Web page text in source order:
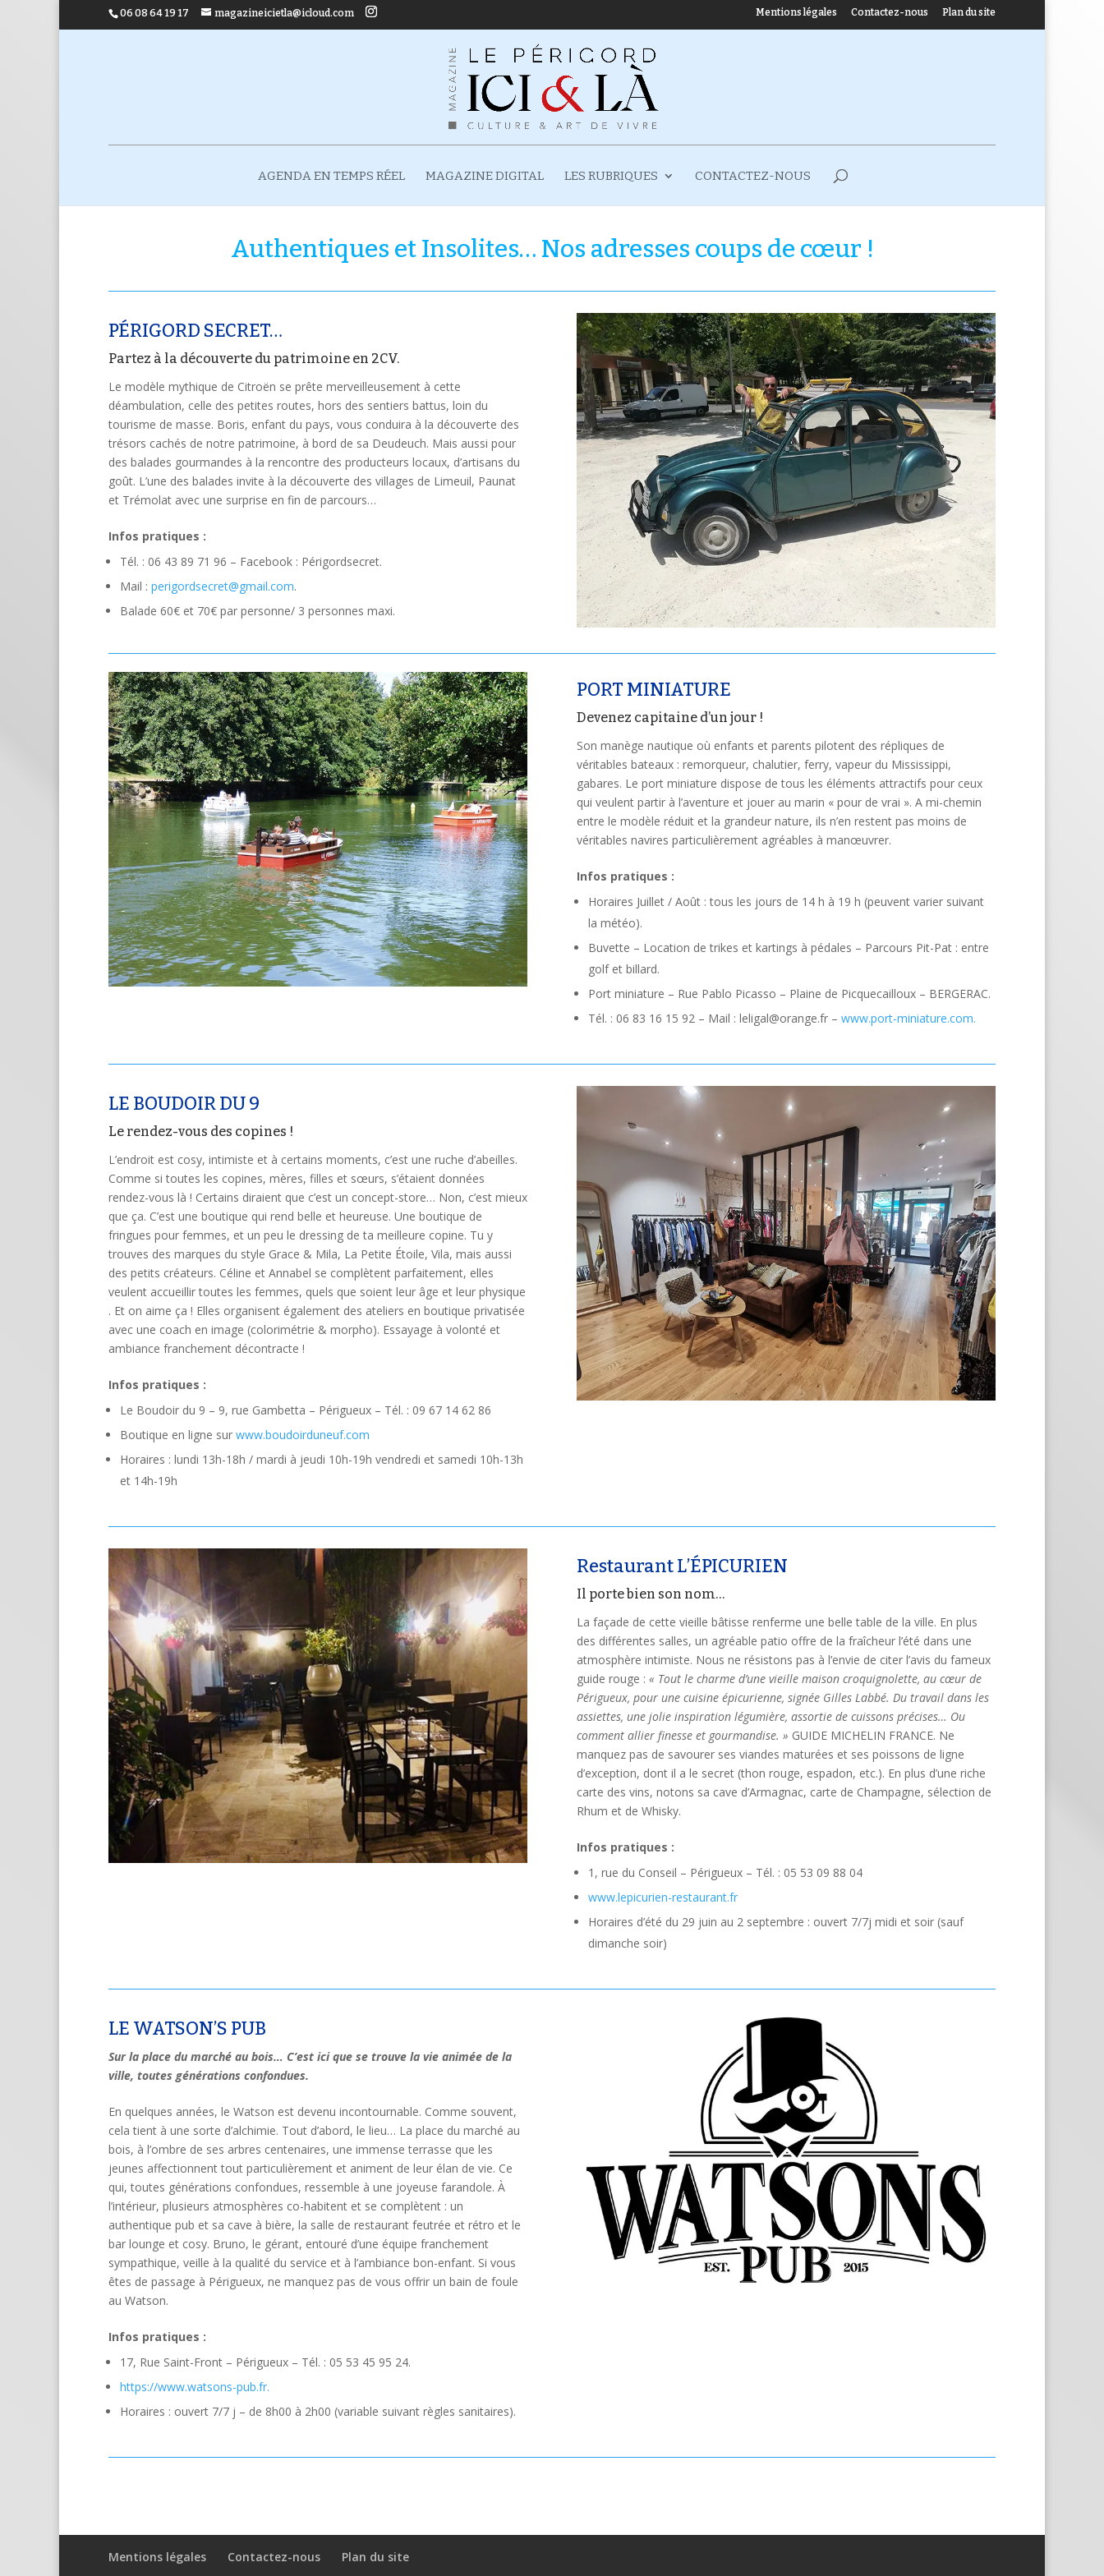
06 08 64 19 17 magazineicietla@icloud.com Mentions légales Contactez-nous Plan du site
AGENDA EN TEMPS RÉEL MAGAZINE DIGITAL LES RUBRIQUES CONTACTEZ-NOUS
Authentiques et Insolites… Nos adresses coups de cœur !
PÉRIGORD SECRET…
Partez à la découverte du patrimoine en 2CV.
Le modèle mythique de Citroën se prête merveilleusement à cette
déambulation, celle des petites routes, hors des sentiers battus, loin du
tourisme de masse. Boris, enfant du pays, vous conduira à la découverte des
trésors cachés de notre patrimoine, à bord de sa Deudeuch. Mais aussi pour
des balades gourmandes à la rencontre des producteurs locaux, d’artisans du
goût. L’une des balades invite à la découverte des villages de Limeuil, Paunat
et Trémolat avec une surprise en fin de parcours…
Infos pratiques :
Tél. : 06 43 89 71 96 – Facebook : Périgordsecret.
Mail : perigordsecret@gmail.com.
Balade 60€ et 70€ par personne/ 3 personnes maxi.
PORT MINIATURE
Devenez capitaine d’un jour !
Son manège nautique où enfants et parents pilotent des répliques de
véritables bateaux : remorqueur, chalutier, ferry, vapeur du Mississippi,
gabares. Le port miniature dispose de tous les éléments attractifs pour ceux
qui veulent partir à l’aventure et jouer au marin « pour de vrai ». A mi-chemin
entre le modèle réduit et la grandeur nature, ils n’en restent pas moins de
véritables navires particulièrement agréables à manœuvrer.
Infos pratiques :
Horaires Juillet / Août : tous les jours de 14 h à 19 h (peuvent varier suivant
la météo).
Buvette – Location de trikes et kartings à pédales – Parcours Pit-Pat : entre
golf et billard.
Port miniature – Rue Pablo Picasso – Plaine de Picquecailloux – BERGERAC.
Tél. : 06 83 16 15 92 – Mail : leligal@orange.fr – www.port-miniature.com.
LE BOUDOIR DU 9
Le rendez-vous des copines !
L’endroit est cosy, intimiste et à certains moments, c’est une ruche d’abeilles.
Comme si toutes les copines, mères, filles et sœurs, s’étaient données
rendez-vous là ! Certains diraient que c’est un concept-store… Non, c’est mieux
que ça. C’est une boutique qui rend belle et heureuse. Une boutique de
fringues pour femmes, et un peu le dressing de ta meilleure copine. Tu y
trouves des marques du style Grace & Mila, La Petite Étoile, Vila, mais aussi
des petits créateurs. Céline et Annabel se complètent parfaitement, elles
veulent accueillir toutes les femmes, quels que soient leur âge et leur physique
. Et on aime ça ! Elles organisent également des ateliers en boutique privatisée
avec une coach en image (colorimétrie & morpho). Essayage à volonté et
ambiance franchement décontracte !
Infos pratiques :
Le Boudoir du 9 – 9, rue Gambetta – Périgueux – Tél. : 09 67 14 62 86
Boutique en ligne sur www.boudoirduneuf.com
Horaires : lundi 13h-18h / mardi à jeudi 10h-19h vendredi et samedi 10h-13h
et 14h-19h
Restaurant L’ÉPICURIEN
Il porte bien son nom…
La façade de cette vieille bâtisse renferme une belle table de la ville. En plus
des différentes salles, un agréable patio offre de la fraîcheur l’été dans une
atmosphère intimiste. Nous ne résistons pas à l’envie de citer l’avis du fameux
guide rouge : « Tout le charme d’une vieille maison croquignolette, au cœur de
Périgueux, pour une cuisine épicurienne, signée Gilles Labbé. Du travail dans les
assiettes, une jolie inspiration légumière, assortie de cuissons précises… Ou
comment allier finesse et gourmandise. » GUIDE MICHELIN FRANCE. Ne
manquez pas de savourer ses viandes maturées et ses poissons de ligne
d’exception, dont il a le secret (thon rouge, espadon, etc.). En plus d’une riche
carte des vins, notons sa cave d’Armagnac, carte de Champagne, sélection de
Rhum et de Whisky.
Infos pratiques :
1, rue du Conseil – Périgueux – Tél. : 05 53 09 88 04
www.lepicurien-restaurant.fr
Horaires d’été du 29 juin au 2 septembre : ouvert 7/7j midi et soir (sauf
dimanche soir)
LE WATSON’S PUB
Sur la place du marché au bois… C’est ici que se trouve la vie animée de la
ville, toutes générations confondues.
En quelques années, le Watson est devenu incontournable. Comme souvent,
cela tient à une sorte d’alchimie. Tout d’abord, le lieu… La place du marché au
bois, à l’ombre de ses arbres centenaires, une immense terrasse que les
jeunes affectionnent tout particulièrement et animent de leur élan de vie. Ce
qui, toutes générations confondues, ressemble à une joyeuse farandole. À
l’intérieur, plusieurs atmosphères co-habitent et se complètent : un
authentique pub et sa cave à bière, la salle de restaurant feutrée et rétro et le
bar lounge et cosy. Bruno, le gérant, entouré d’une équipe franchement
sympathique, veille à la qualité du service et à l’ambiance bon-enfant. Si vous
êtes de passage à Périgueux, ne manquez pas de vous offrir un bain de foule
au Watson.
Infos pratiques :
17, Rue Saint-Front – Périgueux – Tél. : 05 53 45 95 24.
https://www.watsons-pub.fr.
Horaires : ouvert 7/7 j – de 8h00 à 2h00 (variable suivant règles sanitaires).
Mentions légales Contactez-nous Plan du site